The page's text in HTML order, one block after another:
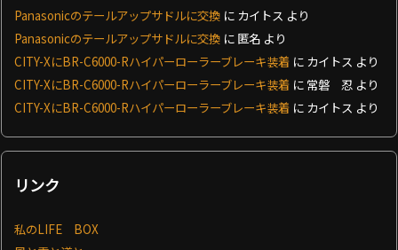
Panasonicのテールアップサドルに交換 に カイトス より
Panasonicのテールアップサドルに交換 に 匿名 より
CITY-XにBR-C6000-Rハイパーローラーブレーキ装着 に カイトス より
CITY-XにBR-C6000-Rハイパーローラーブレーキ装着 に 常磐 忍 より
CITY-XにBR-C6000-Rハイパーローラーブレーキ装着 に カイトス より
リンク
私のLIFE BOX